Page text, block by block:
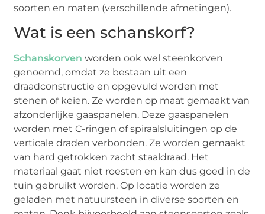
soorten en maten (verschillende afmetingen).
Wat is een schanskorf?
Schanskorven worden ook wel steenkorven
genoemd, omdat ze bestaan uit een
draadconstructie en opgevuld worden met
stenen of keien. Ze worden op maat gemaakt van
afzonderlijke gaaspanelen. Deze gaaspanelen
worden met C-ringen of spiraalsluitingen op de
verticale draden verbonden. Ze worden gemaakt
van hard getrokken zacht staaldraad. Het
materiaal gaat niet roesten en kan dus goed in de
tuin gebruikt worden. Op locatie worden ze
geladen met natuursteen in diverse soorten en